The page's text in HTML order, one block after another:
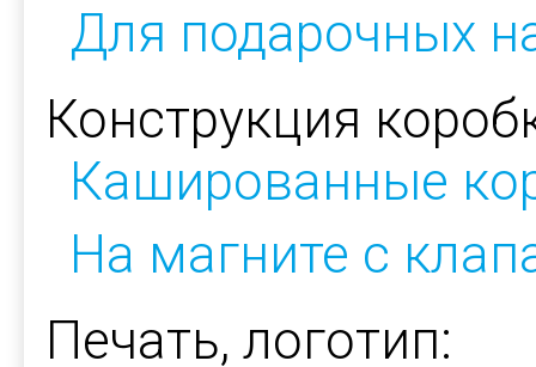
Для подарочных
Конструкция
Кашированные
На магните с
Печать, логотип: